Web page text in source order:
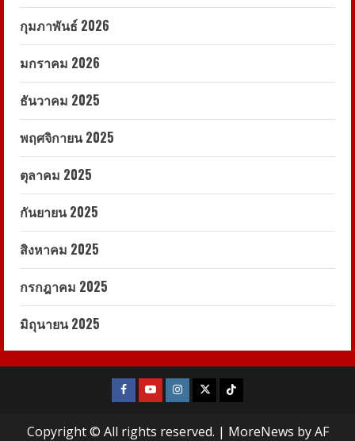
กุมภาพันธ์ 2026
มกราคม 2026
ธันวาคม 2025
พฤศจิกายน 2025
ตุลาคม 2025
กันยายน 2025
สิงหาคม 2025
กรกฎาคม 2025
มิถุนายน 2025
Facebook
YoutubeInstagram
X Tiktok
Copyright © All rights reserved. | MoreNews by AF